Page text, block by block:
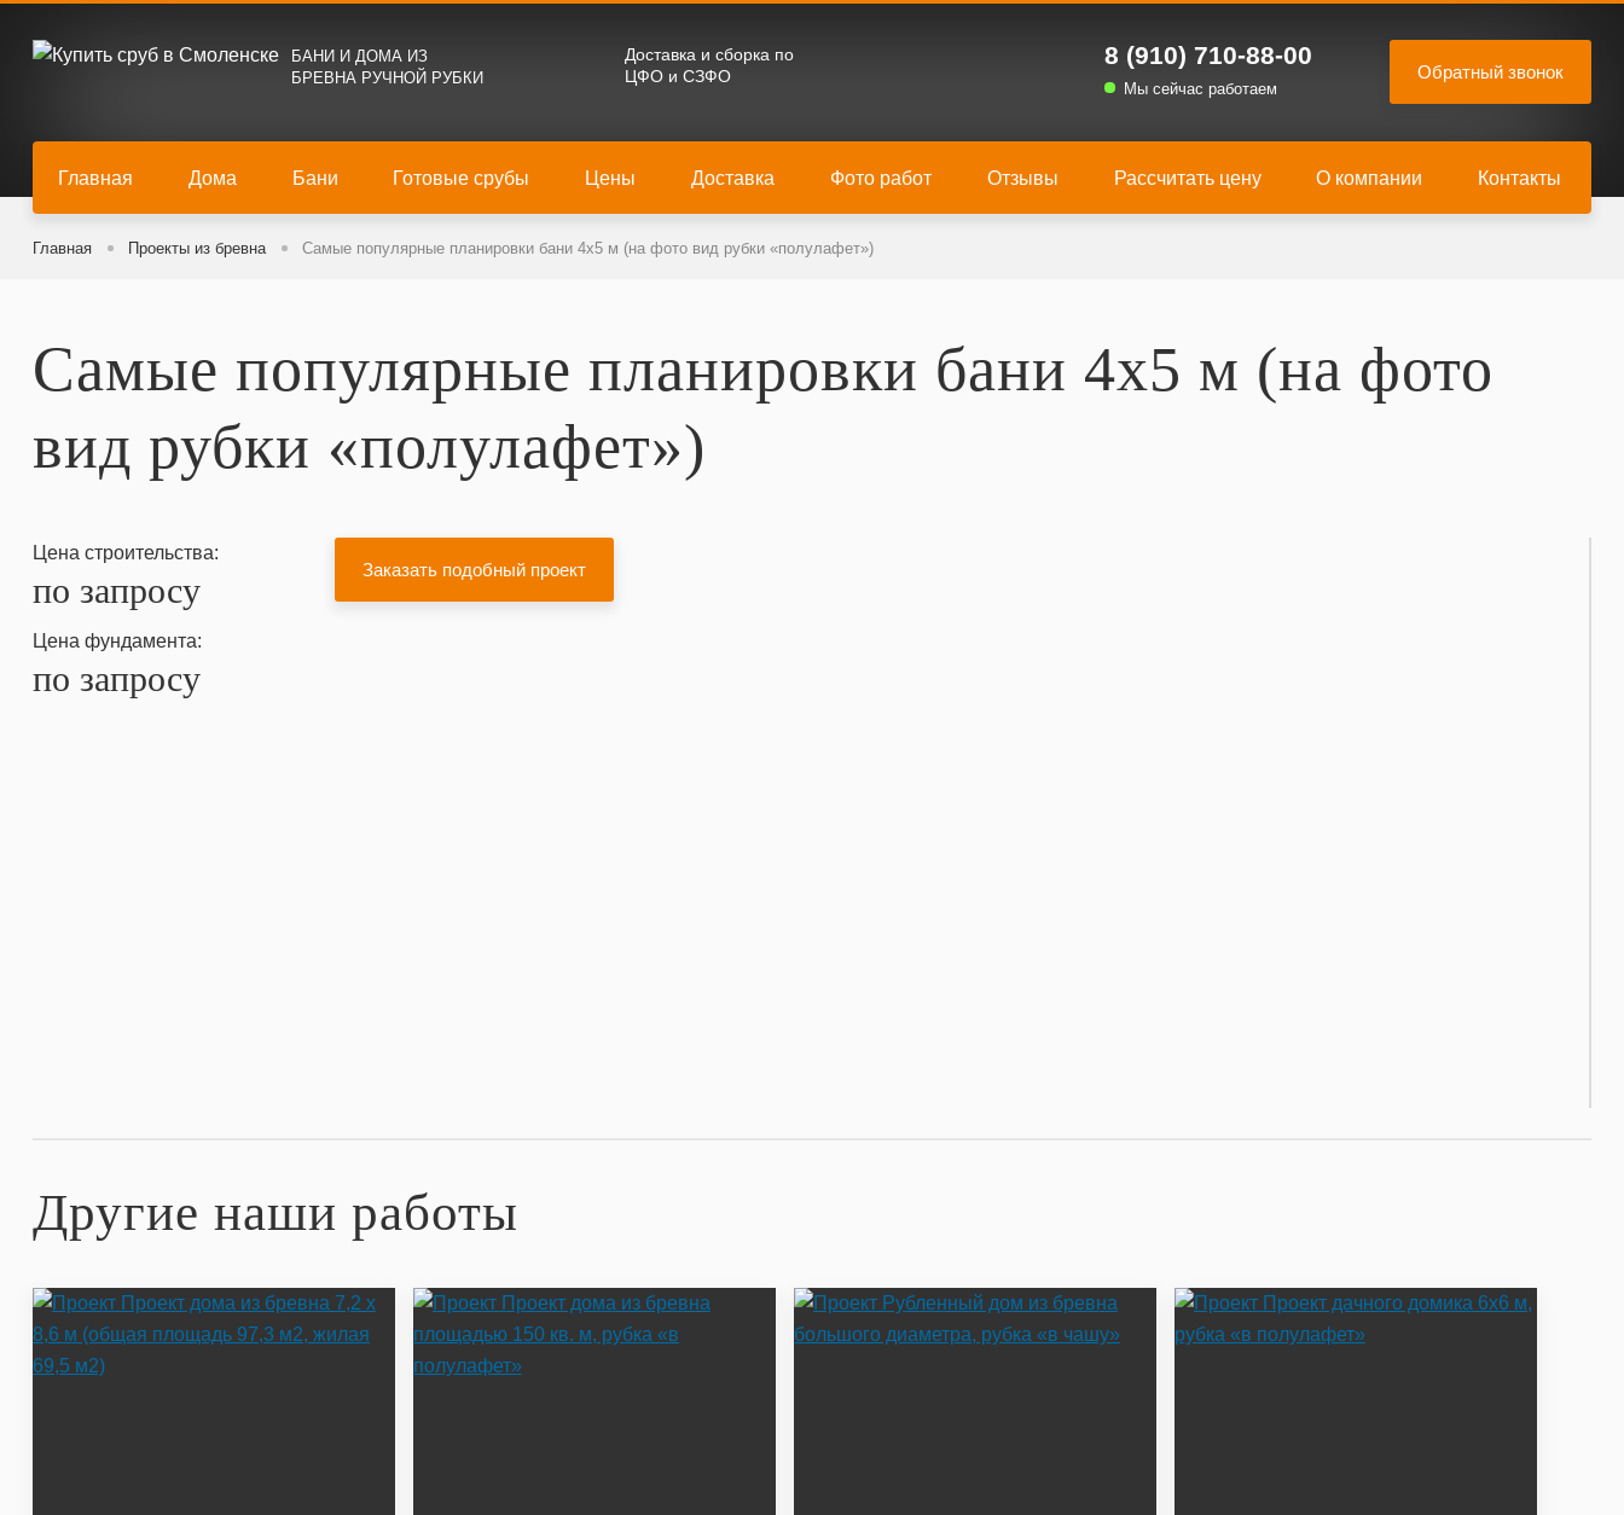
БАНИ И ДОМА ИЗ
БРЕВНА РУЧНОЙ РУБКИ
Доставка и сборка по
ЦФО и СЗФО
8 (910) 710-88-00
Мы сейчас работаем
Главная Дома Бани Готовые срубы Цены Доставка Фото работ Отзывы Рассчитать цену О компании Контакты
Главная Проекты из бревна Самые популярные планировки бани 4х5 м (на фото вид рубки «полулафет»)
Самые популярные планировки бани 4х5 м (на фото
вид рубки «полулафет»)
Цена строительства:
по запросу
Цена фундамента:
по запросу
Другие наши работы